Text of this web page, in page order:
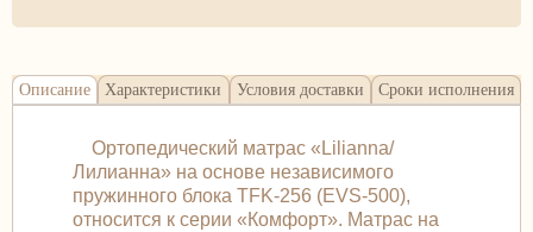
Описание Характеристики Условия доставки Сроки исполнения
Ортопедический матрас «Lilianna/
Лилианна» на основе независимого
пружинного блока TFK-256 (EVS-500),
относится к серии «Комфорт». Матрас на